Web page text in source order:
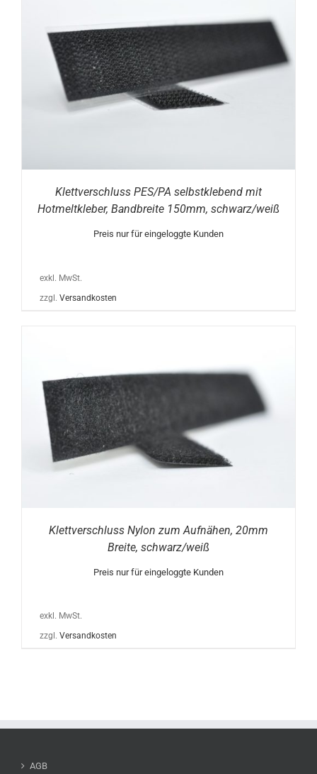
Klettverschluss PES/PA selbstklebend mit
Hotmeltkleber, Bandbreite 150mm, schwarz/weiß
Preis nur für eingeloggte Kunden
exkl. MwSt.
zzgl. Versandkosten
Klettverschluss Nylon zum Aufnähen, 20mm
Breite, schwarz/weiß
Preis nur für eingeloggte Kunden
exkl. MwSt.
zzgl. Versandkosten
AGB